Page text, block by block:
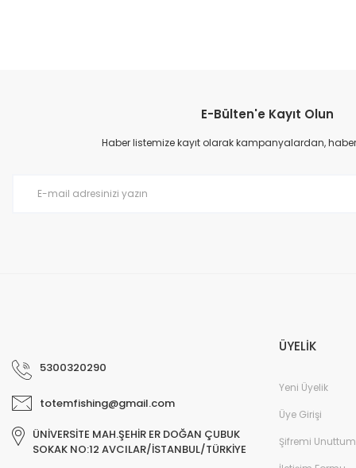
Ürün resmi kalitesiz, bozuk veya görüntülenemiyor.
Ürün açıklamasında eksik bilgiler bulunuyor.
harıka
E-Bülten'e Kayıt Olun
Haber listemize kayıt olarak kampanyalardan,
5300320290
totemfishing@gmail.com
ÜNİVERSİTE MAH.ŞEHİR ER DOĞAN ÇUBUK
SOKAK NO:12 AVCILAR/İSTANBUL/TÜRKİYE
ÜYELİK
Yeni Üyelik
Üye Girişi
Şifremi Unuttum